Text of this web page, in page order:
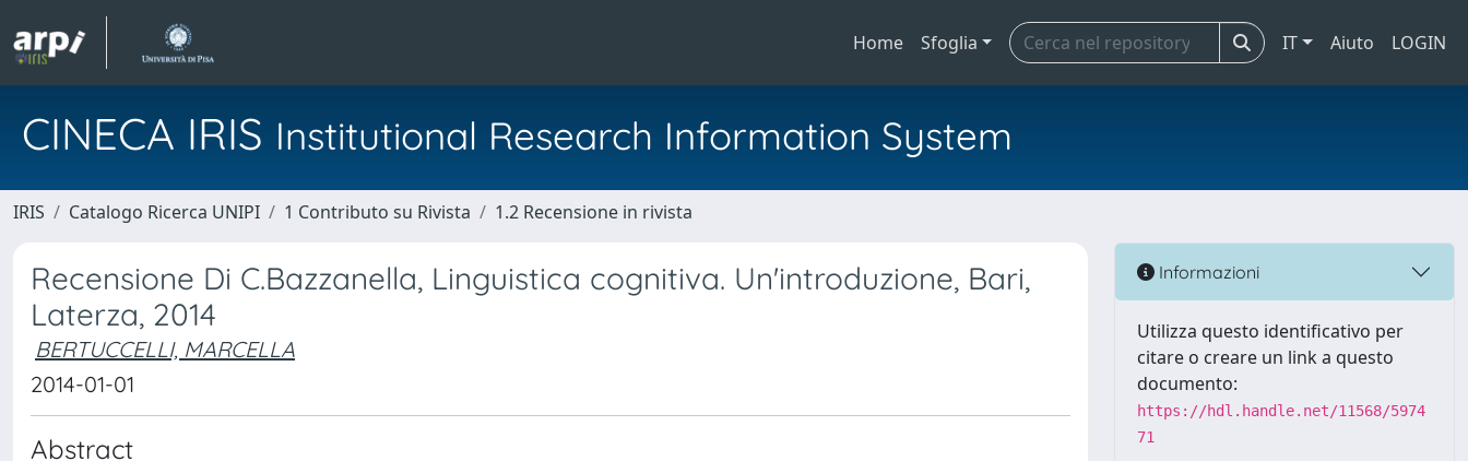
Home Sfoglia IT Aiuto LOGIN
CINECA IRIS Institutional Research Information System
IRIS Catalogo Ricerca UNIPI 1 Contributo su Rivista 1.2 Recensione in rivista
Recensione Di C.Bazzanella, Linguistica cognitiva. Un'introduzione, Bari,
Laterza, 2014
BERTUCCELLI, MARCELLA
2014-01-01
Abstract
Informazioni
Utilizza questo identificativo per
citare o creare un link a questo
documento:
https://hdl.handle.net/11568/5974
71